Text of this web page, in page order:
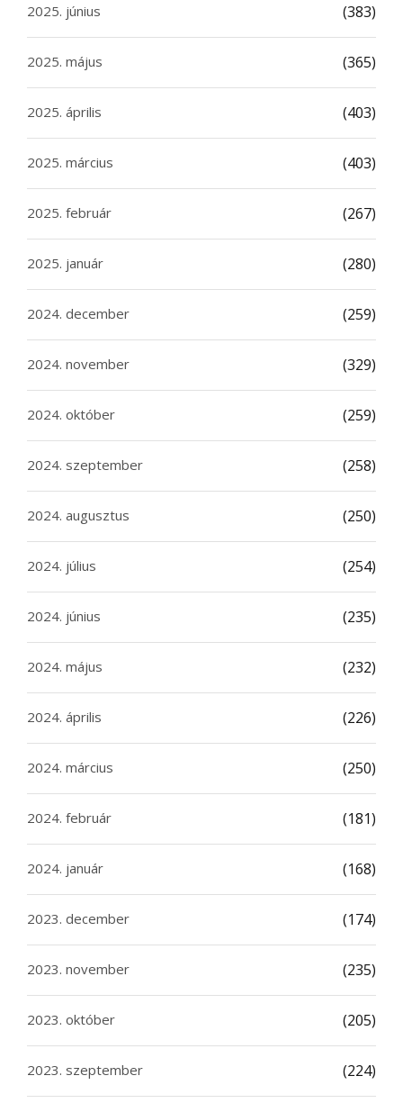
2025. június (383)
2025. május (365)
2025. április (403)
2025. március (403)
2025. február (267)
2025. január (280)
2024. december (259)
2024. november (329)
2024. október (259)
2024. szeptember (258)
2024. augusztus (250)
2024. július (254)
2024. június (235)
2024. május (232)
2024. április (226)
2024. március (250)
2024. február (181)
2024. január (168)
2023. december (174)
2023. november (235)
2023. október (205)
2023. szeptember (224)